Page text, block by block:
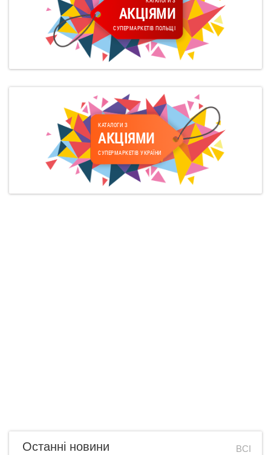
АКЦІЯМИ
СУПЕРМАРКЕТІВ ПОЛЬЩІ
КАТАЛОГИ З
АКЦІЯМИ
СУПЕРМАРКЕТІВ УКРАЇНИ
Останні новини ВСІ